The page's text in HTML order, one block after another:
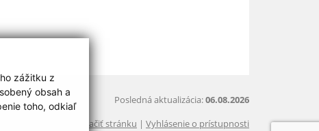
zážitku z
obsah a
toho, odkiaľ
Posledná aktualizácia:06.08.2026
Vytlačiť stránku | Vyhlásenie o prístupnosti